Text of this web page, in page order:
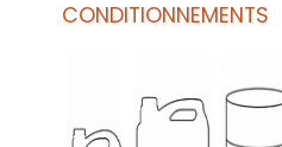
CONDITIONNEMENTS